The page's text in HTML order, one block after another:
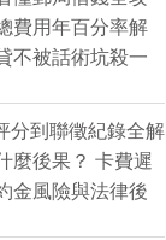
費用年百分率解
不被話術坑殺一
分到聯徵紀錄全解
麼後果？ 卡費遲
金風險與法律後